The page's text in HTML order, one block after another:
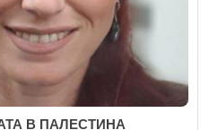
В ПАЛЕСТИНА